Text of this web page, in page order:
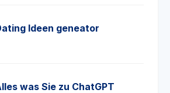
Ideen geneator
was Sie zu ChatGPT